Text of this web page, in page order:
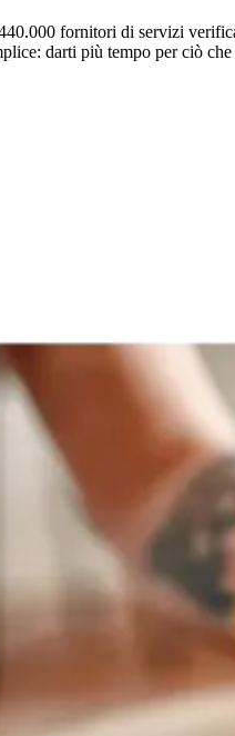
fornitori di servizi
darti più tempo per ciò